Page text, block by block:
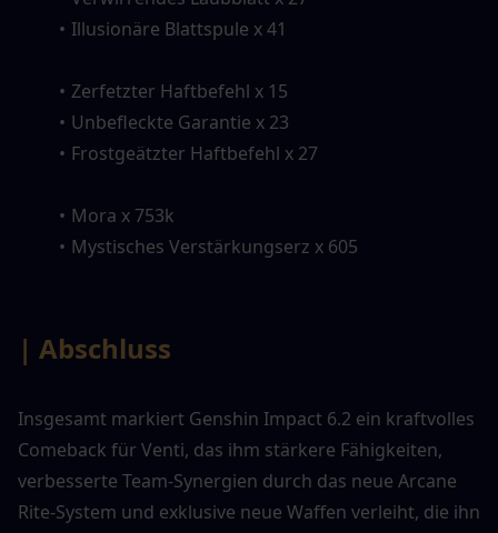
Illusionäre Blattspule x 41
Zerfetzter Haftbefehl x 15
Unbefleckte Garantie x 23
Frostgeätzter Haftbefehl x 27
Mora x 753k
Mystisches Verstärkungserz x 605
| Abschluss
Insgesamt markiert Genshin Impact 6.2 ein kraftvolles
Comeback für Venti, das ihm stärkere Fähigkeiten,
verbesserte Team-Synergien durch das neue Arcane
Rite-System und exklusive neue Waffen verleiht, die ihn